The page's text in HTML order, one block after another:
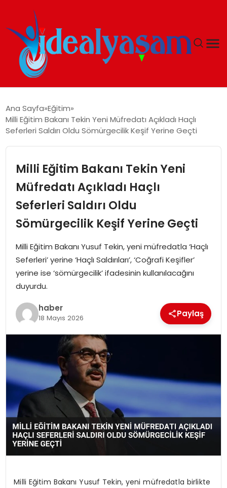
GÜNDEM
İDEAL YAŞAM
İDEAL SPOR
MAGAZIN
SAĞLIK
SOSYAL HABER
Ana Sayfa Eğitim
Milli Eğitim Bakanı Tekin Yeni Müfredatı Açıkladı Haçlı
Seferleri Saldırı Oldu Sömürgecilik Keşif Yerine Geçti
Milli Eğitim Bakanı Tekin Yeni
Müfredatı Açıkladı Haçlı
Seferleri Saldırı Oldu
Sömürgecilik Keşif Yerine Geçti
Milli Eğitim Bakanı Yusuf Tekin, yeni müfredatla ‘Haçlı
Seferleri’ yerine ‘Haçlı Saldırıları’, ‘Coğrafi Keşifler’
yerine ise ‘sömürgecilik’ ifadesinin kullanılacağını
duyurdu.
haber
18 Mayıs 2026 Paylaş
Milli Eğitim Bakanı Yusuf Tekin, yeni müfredatla birlikte